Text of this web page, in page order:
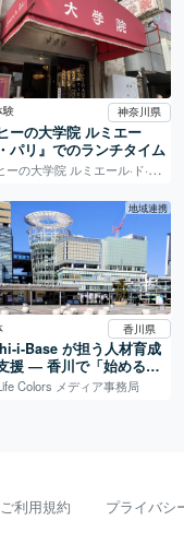
験 神奈川県
ーの大学院 ルミエー
パリ』でのランチタイム
の大学院 ルミエール·ド·パリ
地域連携
香川県
i-Base が担う人材育成
援 ― 香川で「始める」
拠点
Colors メディア事務局
ご利用規約 プライバシ